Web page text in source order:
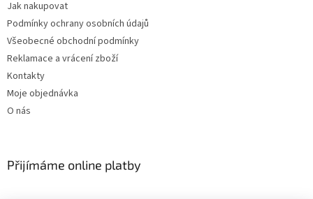
Jak nakupovat
Podmínky ochrany osobních údajů
Všeobecné obchodní podmínky
Reklamace a vrácení zboží
Kontakty
Moje objednávka
O nás
Přijímáme online platby